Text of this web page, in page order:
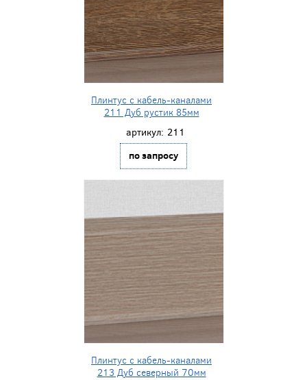
Плинтус с кабель-каналами
211 Дуб рустик 85мм
артикул: 211
по запросу
Плинтус с кабель-каналами
213 Дуб северный 70мм